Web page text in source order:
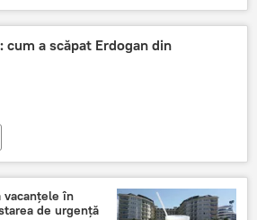
a scăpat Erdogan din
vacanțele în
de urgență